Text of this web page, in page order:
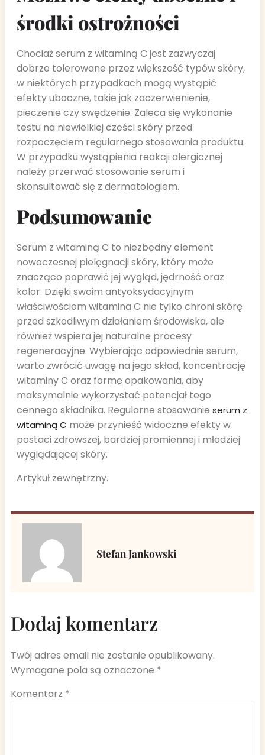
środki ostrożności
Chociaż serum z witaminą C jest zazwyczaj
dobrze tolerowane przez większość typów skóry,
w niektórych przypadkach mogą wystąpić
efekty uboczne, takie jak zaczerwienienie,
pieczenie czy swędzenie. Zaleca się wykonanie
testu na niewielkiej części skóry przed
rozpoczęciem regularnego stosowania produktu.
W przypadku wystąpienia reakcji alergicznej
należy przerwać stosowanie serum i
skonsultować się z dermatologiem.
Podsumowanie
Serum z witaminą C to niezbędny element
nowoczesnej pielęgnacji skóry, który może
znacząco poprawić jej wygląd, jędrność oraz
kolor. Dzięki swoim antyoksydacyjnym
właściwościom witamina C nie tylko chroni skórę
przed szkodliwym działaniem środowiska, ale
również wspiera jej naturalne procesy
regeneracyjne. Wybierając odpowiednie serum,
warto zwrócić uwagę na jego skład, koncentrację
witaminy C oraz formę opakowania, aby
maksymalnie wykorzystać potencjał tego
cennego składnika. Regularne stosowanie serum z
witaminą C może przynieść widoczne efekty w
postaci zdrowszej, bardziej promiennej i młodziej
wyglądającej skóry.
Artykuł zewnętrzny.
Stefan Jankowski
Dodaj komentarz
Twój adres email nie zostanie opublikowany.
Wymagane pola są oznaczone *
Komentarz *